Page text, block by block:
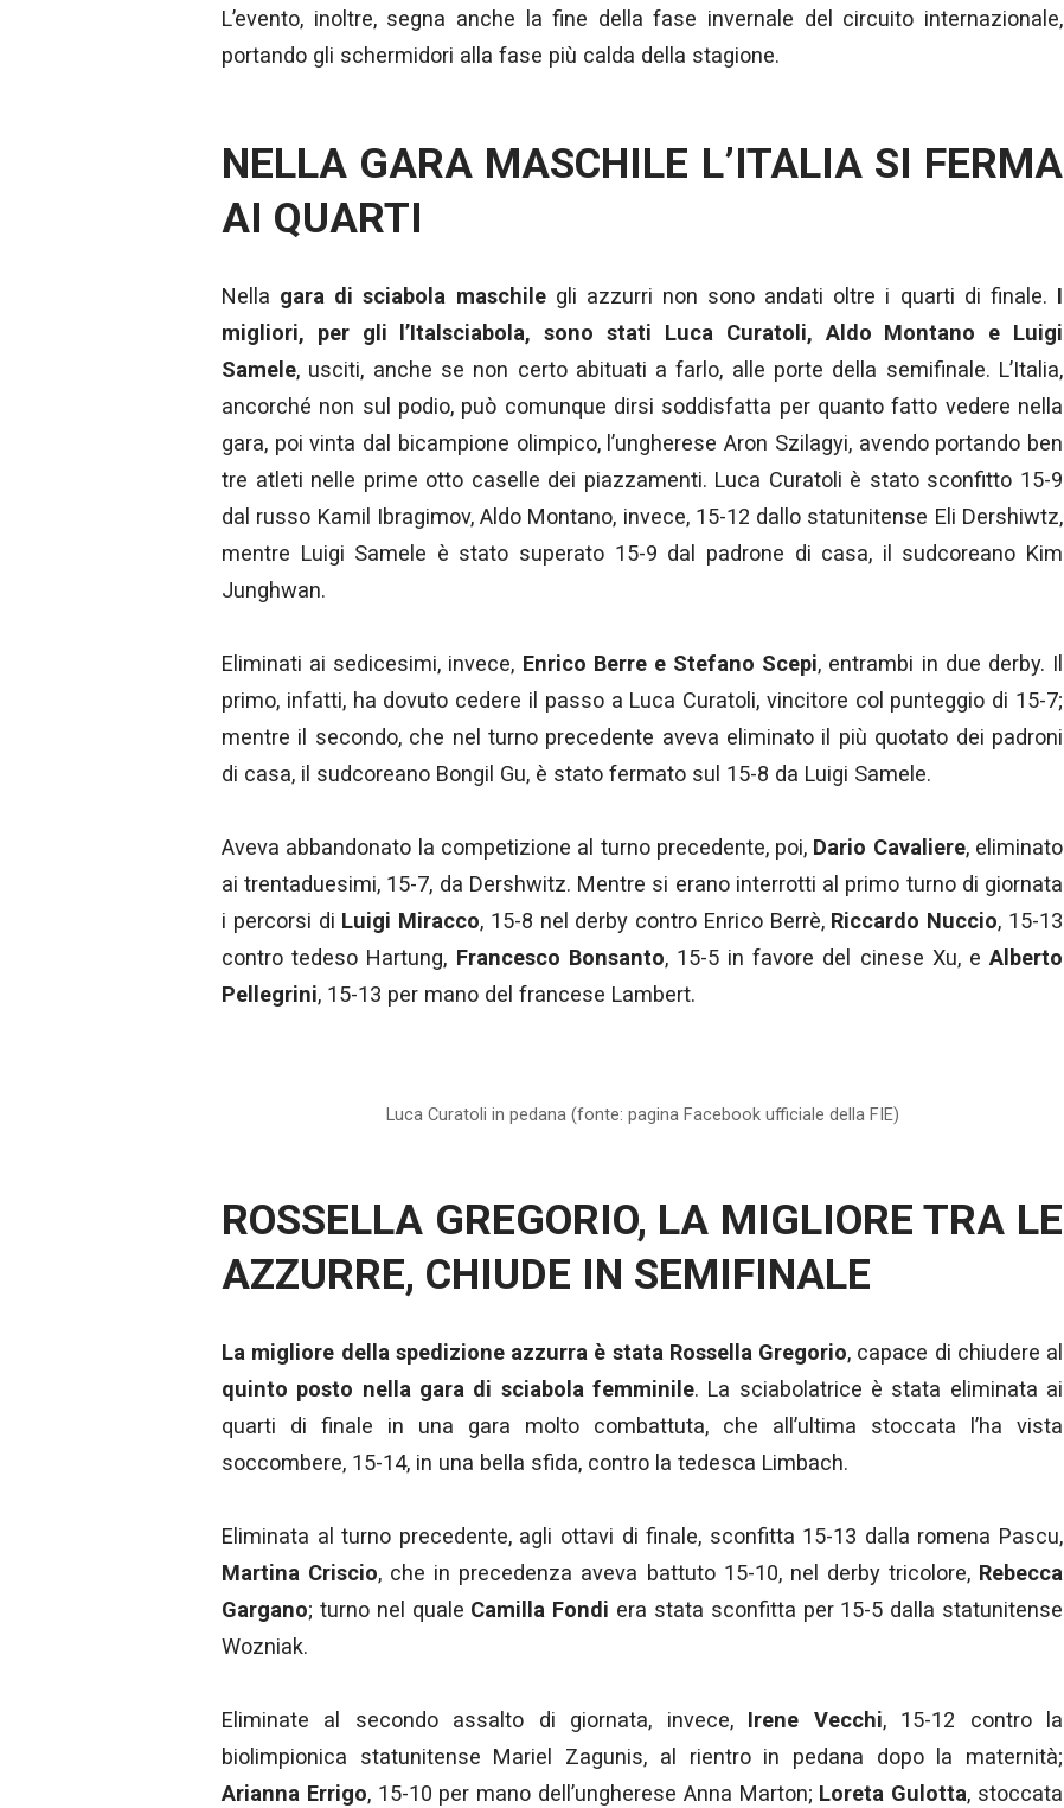
L’evento, inoltre, segna anche la fine della fase invernale del circuito internazionale,
portando gli schermidori alla fase più calda della stagione.
NELLA GARA MASCHILE L’ITALIA SI FERMA
AI QUARTI
Nella gara di sciabola maschilegli azzurri non sono andati oltre i quarti di finale. I
migliori, per gli l’Italsciabola, sono stati Luca Curatoli, Aldo Montano e Luigi
Samele, usciti, anche se non certo abituati a farlo, alle porte della semifinale. L’Italia,
ancorché non sul podio, può comunque dirsi soddisfatta per quanto fatto vedere nella
gara, poi vinta dal bicampione olimpico, l’ungherese Aron Szilagyi, avendo portando ben
tre atleti nelle prime otto caselle dei piazzamenti. Luca Curatoli è stato sconfitto 15-9
dal russo Kamil Ibragimov, Aldo Montano, invece, 15-12 dallo statunitense Eli Dershiwtz,
mentre Luigi Samele è stato superato 15-9 dal padrone di casa, il sudcoreano Kim
Junghwan.
Eliminati ai sedicesimi, invece, Enrico Berre e Stefano Scepi, entrambi in due derby. Il
primo, infatti, ha dovuto cedere il passo a Luca Curatoli, vincitore col punteggio di 15-7;
mentre il secondo, che nel turno precedente aveva eliminato il più quotato dei padroni
di casa, il sudcoreano Bongil Gu, è stato fermato sul 15-8 da Luigi Samele.
Aveva abbandonato la competizione al turno precedente, poi, Dario Cavaliere, eliminato
ai trentaduesimi, 15-7, da Dershwitz. Mentre si erano interrotti al primo turno di giornata
i percorsi di Luigi Miracco, 15-8 nel derby contro Enrico Berrè, Riccardo Nuccio, 15-13
contro tedeso Hartung, Francesco Bonsanto, 15-5 in favore del cinese Xu, eAlberto
Pellegrini, 15-13 per mano del francese Lambert.
Luca Curatoli in pedana (fonte: pagina Facebook ufficiale della FIE)
ROSSELLA GREGORIO, LA MIGLIORE TRA LE
AZZURRE, CHIUDE IN SEMIFINALE
La migliore della spedizione azzurra è stata Rossella Gregorio, capace di chiudere al
quinto posto nella gara di sciabola femminile. La sciabolatrice è stata eliminata ai
quarti di finale in una gara molto combattuta, che all’ultima stoccata l’ha vista
soccombere, 15-14, in una bella sfida, contro la tedesca Limbach.
Eliminata al turno precedente, agli ottavi di finale, sconfitta 15-13 dalla romena Pascu,
Martina Criscio, che in precedenza aveva battuto 15-10, nel derby tricolore, Rebecca
Gargano; turno nel quale Camilla Fondi era stata sconfitta per 15-5 dalla statunitense
Wozniak.
Eliminate al secondo assalto di giornata, invece,Irene Vecchi, 15-12 contro la
biolimpionica statunitense Mariel Zagunis, al rientro in pedana dopo la maternità;
Arianna Errigo, 15-10 per mano dell’ungherese Anna Marton; Loreta Gulotta, stoccata